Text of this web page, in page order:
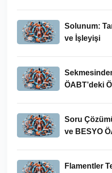
Solunum:
ve İşleyişi
ÖABT’deki
Soru
ve BESYO
Flamentler